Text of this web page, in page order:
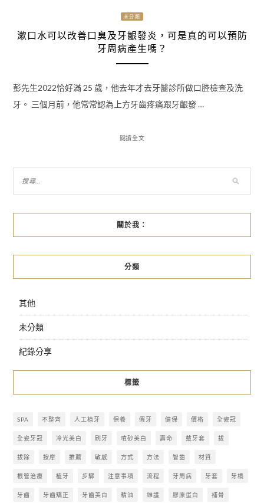
未分類
漱口水可以改善口臭及牙齦發炎，可是真的可以預防
牙周病產生嗎？
彭先生2022恰好滿 25 歲，他去年才去牙醫診所做口腔檢查及洗
牙。 三個月前，他常常認為上方牙齒疼痛跟牙齦發 …
閱讀全文
關於我：
分類
其他
未分類
紀錄分享
標籤
SPA 不整齊 人工植牙 保養 假牙 健保 價格 全瓷冠
全瓷牙冠 冷光美白 刷牙 噴砂美白 壽命 戴牙套 拔
拔除 按摩 推薦 敏感 方式 方法 智齒 材質
根管治療 植牙 步驟 注意事項 流程 牙周病 牙套 牙橋
牙齒 牙齒矯正 牙齒美白 精油 維護 膠原蛋白 補骨